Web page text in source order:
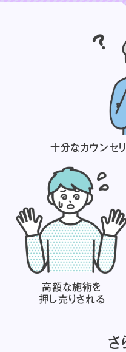
十分なカウンセ
高額な施術を
押し売りされる
さ